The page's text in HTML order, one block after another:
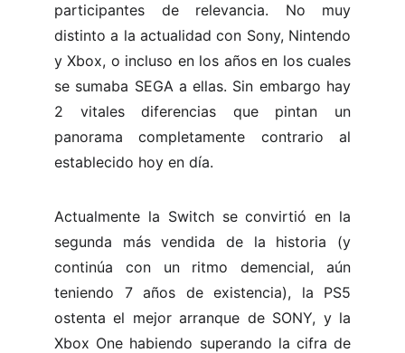
participantes de relevancia. No muy
distinto a la actualidad con Sony, Nintendo
y Xbox, o incluso en los años en los cuales
se sumaba SEGA a ellas. Sin embargo hay
2 vitales diferencias que pintan un
panorama completamente contrario al
establecido hoy en día.
Actualmente la Switch se convirtió en la
segunda más vendida de la historia (y
continúa con un ritmo demencial, aún
teniendo 7 años de existencia), la PS5
ostenta el mejor arranque de SONY, y la
Xbox One habiendo superando la cifra de